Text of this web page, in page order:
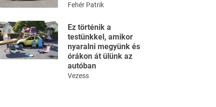
Fehér Patrik
Ez történik a
testünkkel, amikor
nyaralni megyünk és
órákon át ülünk az
autóban
Vezess